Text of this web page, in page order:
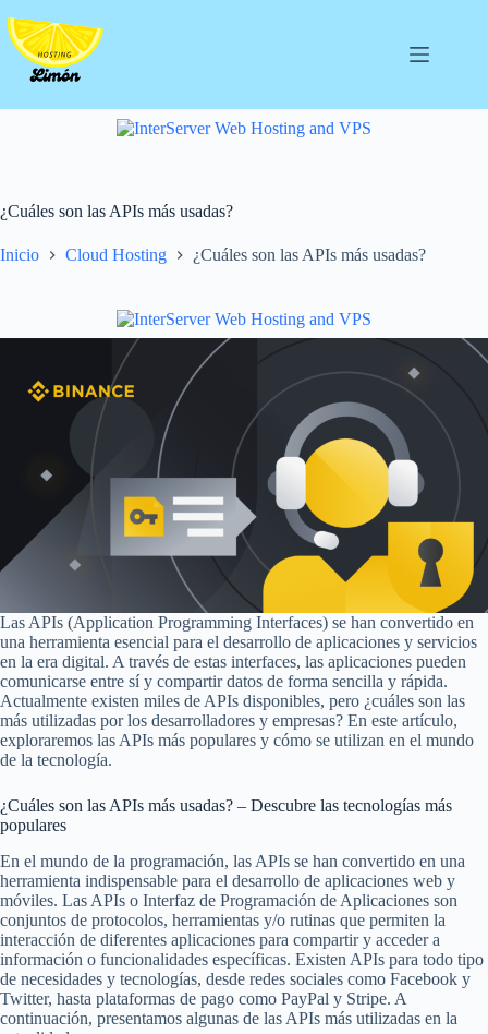
al
contenido
¿Cuáles son las APIs más usadas?
Inicio Cloud Hosting ¿Cuáles son las APIs más usadas?
Las APIs (Application Programming Interfaces) se han convertido en
una herramienta esencial para el desarrollo de aplicaciones y servicios
en la era digital. A través de estas interfaces, las aplicaciones pueden
comunicarse entre sí y compartir datos de forma sencilla y rápida.
Actualmente existen miles de APIs disponibles, pero ¿cuáles son las
más utilizadas por los desarrolladores y empresas? En este artículo,
exploraremos las APIs más populares y cómo se utilizan en el mundo
de la tecnología.
¿Cuáles son las APIs más usadas? – Descubre las tecnologías más
populares
En el mundo de la programación, las APIs se han convertido en una
herramienta indispensable para el desarrollo de aplicaciones web y
móviles. Las APIs o Interfaz de Programación de Aplicaciones son
conjuntos de protocolos, herramientas y/o rutinas que permiten la
interacción de diferentes aplicaciones para compartir y acceder a
información o funcionalidades específicas. Existen APIs para todo tipo
de necesidades y tecnologías, desde redes sociales como Facebook y
Twitter, hasta plataformas de pago como PayPal y Stripe. A
continuación, presentamos algunas de las APIs más utilizadas en la